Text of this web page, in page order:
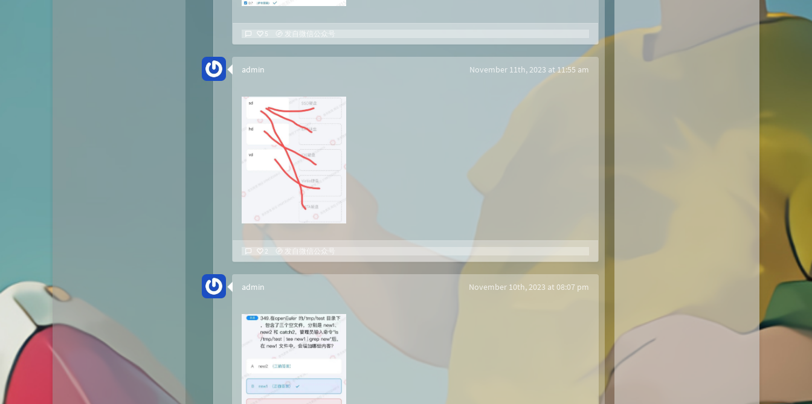
5 发自微信公众号
admin November 11th, 2023 at 11:55 am
2 发自微信公众号
admin November 10th, 2023 at 08:07 pm